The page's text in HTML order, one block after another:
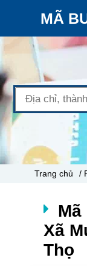
MÃ
Trang chủ /
Xã
Thọ